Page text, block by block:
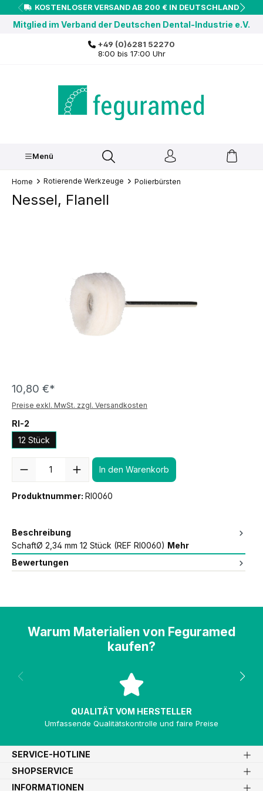
springen
KOSTENLOSER VERSAND AB 200 € IN DEUTSCHLAND
Mitglied im Verband der Deutschen Dental-Industrie e.V.
+49 (0)6281 52270
8:00 bis 17:00 Uhr
Menü
Home Rotierende Werkzeuge Polierbürsten
Nessel, Flanell
10,80 €*
Preise exkl. MwSt. zzgl. Versandkosten
RI-2
12 Stück
In den Warenkorb
Produktnummer: RI0060
Beschreibung
SchaftØ 2,34 mm 12 Stück (REF RI0060) Mehr
Bewertungen
Warum Materialien von Feguramed
kaufen?
QUALITÄT VOM HERSTELLER
Umfassende Qualitätskontrolle und faire Preise
SERVICE-HOTLINE
SHOPSERVICE
INFORMATIONEN